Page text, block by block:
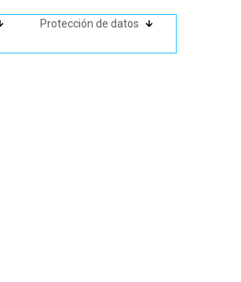
Protección de datos